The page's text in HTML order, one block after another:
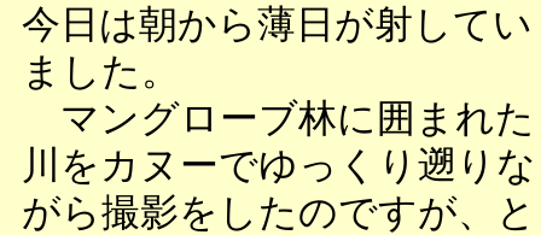
今日は朝から薄日が射してい
ました。
マングローブ林に囲まれた
川をカヌーでゆっくり遡りな
がら撮影をしたのですが、と